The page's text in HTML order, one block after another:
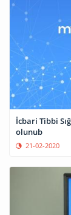
İcbari Tibbi
olunub
21-02-2020